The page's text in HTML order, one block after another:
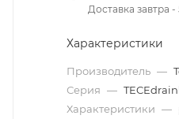
Доставка завтра -
Характеристики
Производитель —
Серия —
Характеристики —